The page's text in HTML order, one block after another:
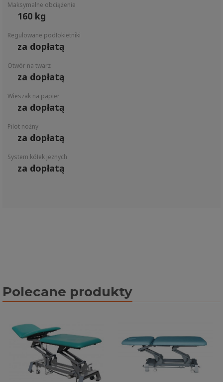
Maksymalne obciążenie
160 kg
Regulowane podłokietniki
za dopłatą
Otwór na twarz
za dopłatą
Wieszak na papier
za dopłatą
Pilot nożny
za dopłatą
System kółek jeznych
za dopłatą
Polecane produkty